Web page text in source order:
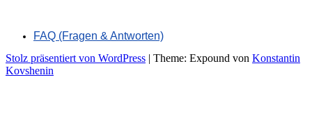
FAQ (Fragen & Antworten)
Stolz präsentiert von WordPress | Theme: Expound von Konstantin
Kovshenin